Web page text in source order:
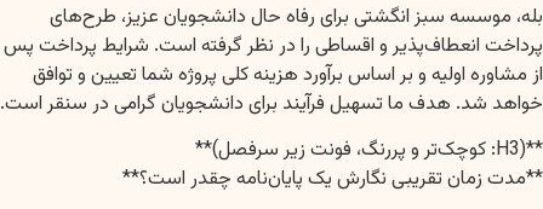
بله، موسسه سبز انگشتی برای رفاه حال دانشجویان عزیز، طرح‌های
پرداخت انعطاف‌پذیر و اقساطی را در نظر گرفته است. شرایط پرداخت پس
از مشاوره اولیه و بر اساس برآورد هزینه کلی پروژه شما تعیین و توافق
خواهد شد. هدف ما تسهیل فرآیند برای دانشجویان گرامی در سنقر است.
**(H3: کوچک‌تر و پررنگ، فونت زیر سرفصل)**
**مدت زمان تقریبی نگارش یک پایان‌نامه چقدر است؟**